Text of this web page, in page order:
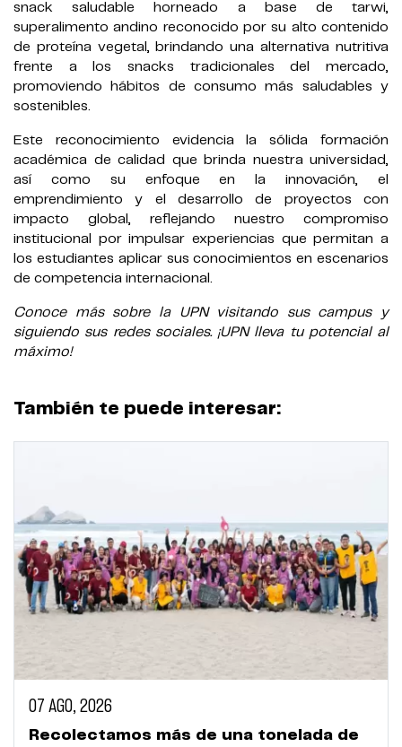
snack saludable horneado a base de tarwi,
superalimento andino reconocido por su alto contenido
de proteína vegetal, brindando una alternativa nutritiva
frente a los snacks tradicionales del mercado,
promoviendo hábitos de consumo más saludables y
sostenibles.
Este reconocimiento evidencia la sólida formación
académica de calidad que brinda nuestra universidad,
así como su enfoque en la innovación, el
emprendimiento y el desarrollo de proyectos con
impacto global, reflejando nuestro compromiso
institucional por impulsar experiencias que permitan a
los estudiantes aplicar sus conocimientos en escenarios
de competencia internacional.
Conoce más sobre la UPN visitando sus campus y
siguiendo sus redes sociales. ¡UPN lleva tu potencial al
máximo!
También te puede interesar:
07 AGO, 2026
Recolectamos más de una tonelada de